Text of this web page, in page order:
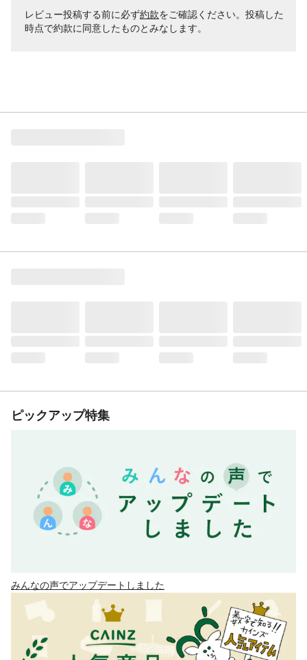
レビュー投稿する前に必ず約款をご確認ください。投稿した
時点で約款に同意したものとみなします。
ピックアップ特集
みんなの声でアップデートしました